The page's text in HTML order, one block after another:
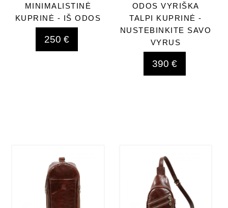
MINIMALISTINĖ
KUPRINĖ - IŠ ODOS
250 €
ODOS VYRIŠKA
TALPI KUPRINĖ -
NUSTEBINKITE SAVO
VYRUS
390 €